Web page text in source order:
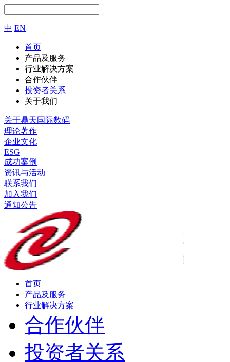
中 EN
首页
产品及服务
行业解决方案
合作伙伴
投资者关系
关于我们
关于鼎天国际数码
理论著作
企业文化
ESG
成功案例
资讯与活动
联系我们
加入我们
通知公告
首页
产品及服务
行业解决方案
合作伙伴
投资者关系